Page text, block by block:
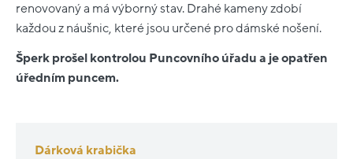
renovovaný a má výborný stav. Drahé kameny zdobí
každou z náušnic, které jsou určené pro dámské nošení.
Šperk prošel kontrolou Puncovního úřadu a je opatřen
úředním puncem.
Dárková krabička